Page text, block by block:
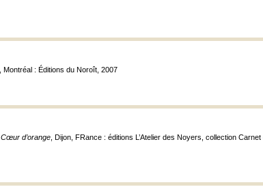
, Montréal : Éditions du Noroît, 2007
Cœur d’orange , Dijon, FRance : éditions L’Atelier des Noyers, collection